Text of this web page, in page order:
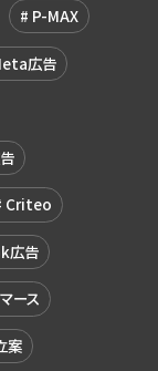
P-MAX
広告
Criteo
広告
ース
案